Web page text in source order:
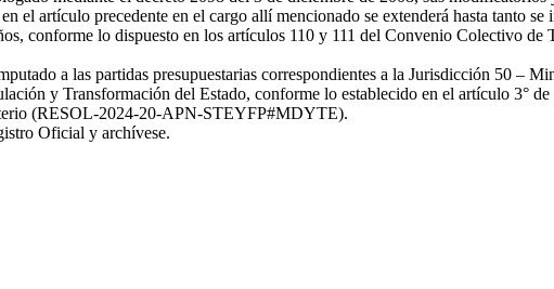
el artículo precedente en el cargo allí mencionado se extenderá hasta tanto
conforme lo dispuesto en los artículos 110 y 111 del Convenio Colectivo de
a las partidas presupuestarias correspondientes a la Jurisdicción 50 –
y Transformación del Estado, conforme lo establecido en el artículo 3°
(RESOL-2024-20-APN-STEYFP#MDYTE).
Oficial y archívese.